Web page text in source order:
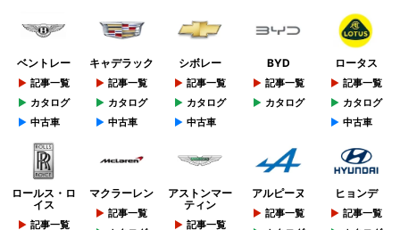
ベントレー
記事一覧
カタログ
中古車
キャデラック
記事一覧
カタログ
中古車
シボレー
記事一覧
カタログ
中古車
BYD
記事一覧
カタログ
ロータス
記事一覧
カタログ
中古車
ロールス・ロ
イス
記事一覧
マクラーレン
記事一覧
アストンマー
ティン
記事一覧
アルピーヌ
記事一覧
ヒョンデ
記事一覧